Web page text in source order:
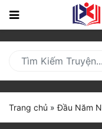
Trang
Mới
Cập
Nhật
(current)
Trang chủ »Đầu Năm